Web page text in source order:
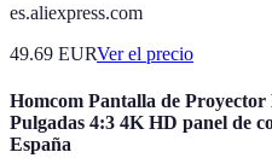
es.aliexpress.com
49.69 EURVer el precio
Homcom Pantalla de
Pulgadas 4:3 4K HD panel de
España